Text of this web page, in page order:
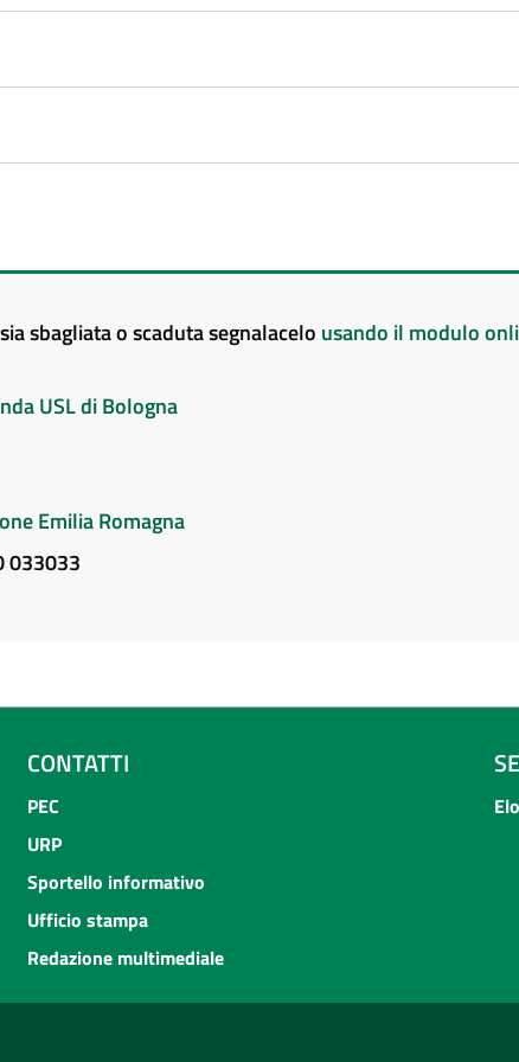
sbagliata o scaduta segnalacelo usando il modulo
USL di Bologna
Emilia Romagna
033033
CONTATTI
PEC
URP
Sportello informativo
Ufficio stampa
Redazione multimediale